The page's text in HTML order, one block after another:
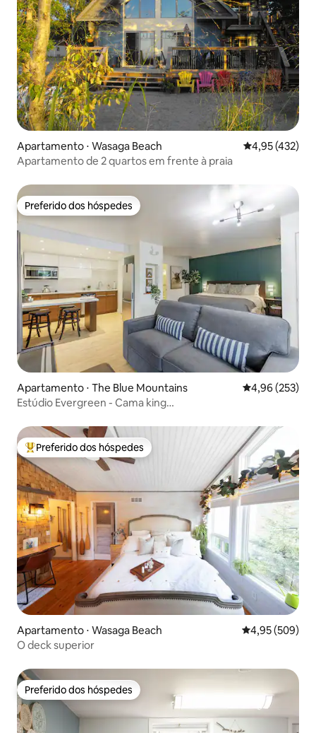
Apartamento ⋅ Wasaga Beach 4,95 de uma
4,95 (432)
Apartamento de 2 quartos em frente à praia
Preferido dos hóspedes
Preferido dos hóspedes
Apartamento ⋅ The Blue Mountains 4,96 de uma
4,96 (253)
Estúdio Evergreen - Cama king
Entre os melhores preferidos dos hóspedes
Preferido dos hóspedes
Apartamento ⋅ Wasaga Beach 4,95 de uma
4,95 (509)
O deck superior
Preferido dos hóspedes
Preferido dos hóspedes